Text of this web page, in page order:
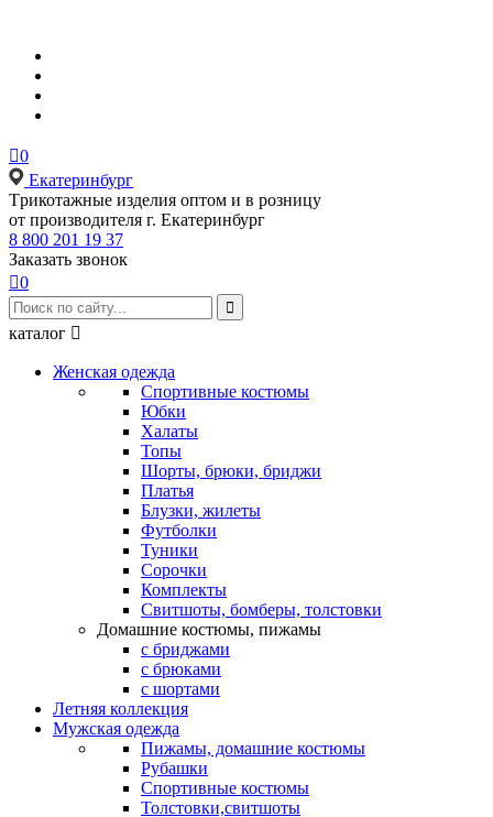
0
Екатеринбург
Tрикотажные изделия оптом и в розницу
от производителя г. Екатеринбург
8 800 201 19 37
Заказать звонок
0

каталог 
Женская одежда
Спортивные костюмы
Юбки
Халаты
Топы
Шорты, брюки, бриджи
Платья
Блузки, жилеты
Футболки
Туники
Сорочки
Комплекты
Свитшоты, бомберы, толстовки
Домашние костюмы, пижамы
с бриджами
с брюками
с шортами
Летняя коллекция
Мужская одежда
Пижамы, домашние костюмы
Рубашки
Спортивные костюмы
Толстовки,свитшоты